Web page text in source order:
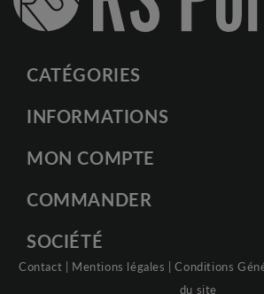
CATÉGORIES
INFORMATIONS
MON COMPTE
COMMANDER
SOCIÉTÉ
Contact | Mentions légales |Conditions
du site